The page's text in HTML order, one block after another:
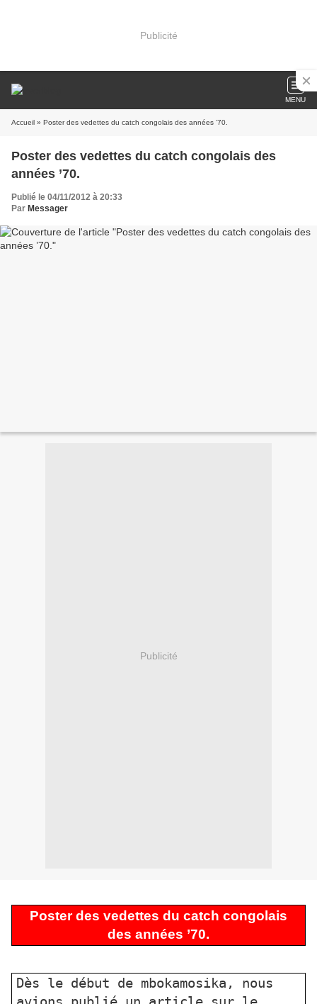
Publicité
MENU
Accueil » Poster des vedettes du catch congolais des années ’70.
Poster des vedettes du catch congolais des
années ’70.
Publié le 04/11/2012 à 20:33
Par Messager
Publicité
Poster des vedettes du catch congolais
des années ’70.
Dès le début de mbokamosika, nous